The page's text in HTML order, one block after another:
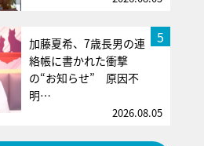
5
加藤夏希、7歳長男の連
絡帳に書かれた衝撃
の“お知らせ” 原因不
明…
2026.08.05